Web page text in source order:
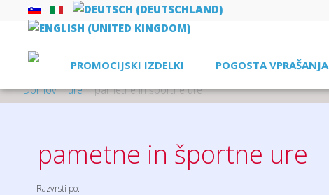
PROMOCIJSKI IZDELKI POGOSTA VPRAŠANJA
Domov
ure pametne in športne ure
pametne in športne ure
Razvrsti po: